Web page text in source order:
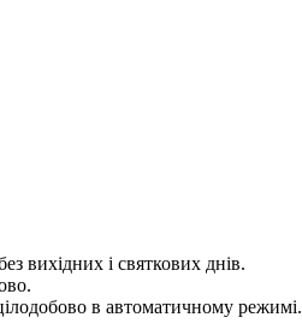
вихідних і святкових днів.
в автоматичному режимі.